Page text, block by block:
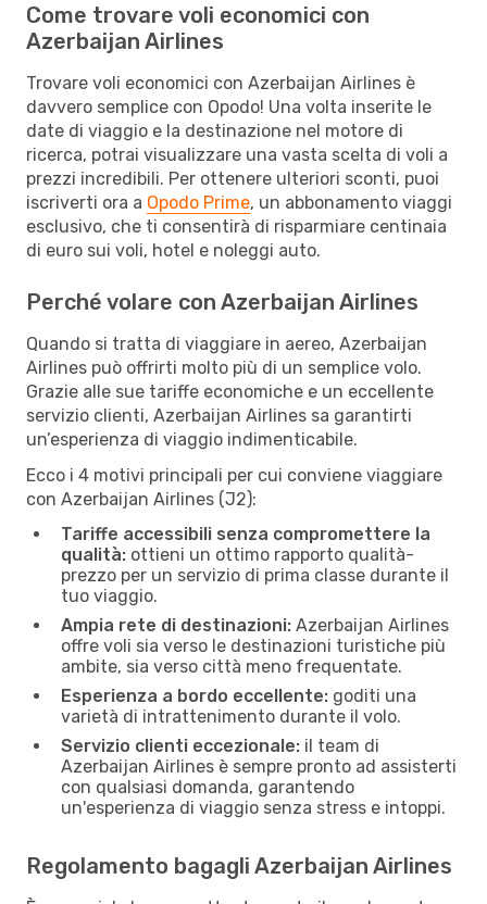
Come trovare voli economici con
Azerbaijan Airlines
Trovare voli economici con Azerbaijan Airlines è
davvero semplice con Opodo! Una volta inserite le
date di viaggio e la destinazione nel motore di
ricerca, potrai visualizzare una vasta scelta di voli a
prezzi incredibili. Per ottenere ulteriori sconti, puoi
iscriverti ora a Opodo Prime, un abbonamento viaggi
esclusivo, che ti consentirà di risparmiare centinaia
di euro sui voli, hotel e noleggi auto.
Perché volare con Azerbaijan Airlines
Quando si tratta di viaggiare in aereo, Azerbaijan
Airlines può offrirti molto più di un semplice volo.
Grazie alle sue tariffe economiche e un eccellente
servizio clienti, Azerbaijan Airlines sa garantirti
un’esperienza di viaggio indimenticabile.
Ecco i 4 motivi principali per cui conviene viaggiare
con Azerbaijan Airlines (J2):
Tariffe accessibili senza compromettere la
qualità: ottieni un ottimo rapporto qualità-
prezzo per un servizio di prima classe durante il
tuo viaggio.
Ampia rete di destinazioni: Azerbaijan Airlines
offre voli sia verso le destinazioni turistiche più
ambite, sia verso città meno frequentate.
Esperienza a bordo eccellente: goditi una
varietà di intrattenimento durante il volo.
Servizio clienti eccezionale: il team di
Azerbaijan Airlines è sempre pronto ad assisterti
con qualsiasi domanda, garantendo
un'esperienza di viaggio senza stress e intoppi.
Regolamento bagagli Azerbaijan Airlines